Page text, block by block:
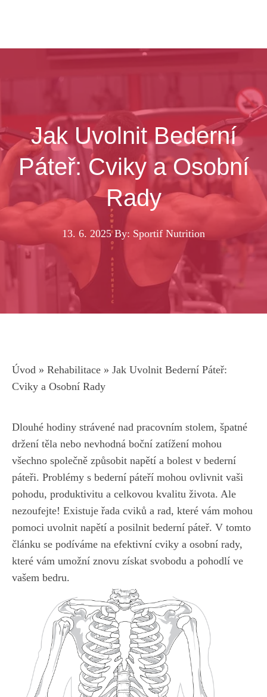
Jak Uvolnit Bederní
Páteř: Cviky a Osobní
Rady
13. 6. 2025 By: Sportif Nutrition
Úvod » Rehabilitace » Jak Uvolnit Bederní Páteř:
Cviky a Osobní Rady
Dlouhé hodiny strávené nad pracovním stolem, špatné
držení těla nebo nevhodná boční zatížení mohou
všechno společně způsobit napětí a bolest v bederní
páteři. Problémy s bederní páteří mohou ovlivnit vaši
pohodu, produktivitu a celkovou kvalitu života. Ale
nezoufejte! Existuje řada cviků a rad, které vám mohou
pomoci uvolnit napětí a posilnit bederní páteř. V tomto
článku se podíváme na efektivní cviky a osobní rady,
které vám umožní znovu získat svobodu a pohodlí ve
vašem bedru.